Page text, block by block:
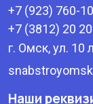
+7 (923) 760-
+7 (3812) 20
г. Омск, ул. 10
Наши